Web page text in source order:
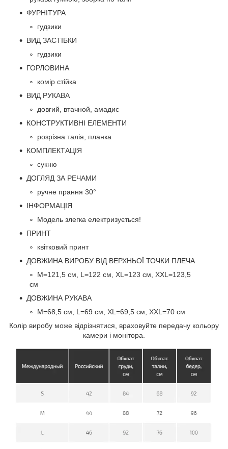
ФУРНІТУРА
гудзики
ВИД ЗАСТІБКИ
гудзики
ГОРЛОВИНА
комір стійка
ВИД РУКАВА
довгий, втачной, амадис
КОНСТРУКТИВНІ ЕЛЕМЕНТИ
розрізна талія, планка
КОМПЛЕКТАЦІЯ
сукню
ДОГЛЯД ЗА РЕЧАМИ
ручне прання 30°
ІНФОРМАЦІЯ
Модель злегка електризується!
ПРИНТ
квітковий принт
ДОВЖИНА ВИРОБУ ВІД ВЕРХНЬОЇ ТОЧКИ ПЛЕЧА
M=121,5 см, L=122 см, XL=123 см, XXL=123,5
см
ДОВЖИНА РУКАВА
M=68,5 см, L=69 см, XL=69,5 см, XXL=70 см
Колір виробу може відрізнятися, враховуйте передачу кольору
камери і монітора.